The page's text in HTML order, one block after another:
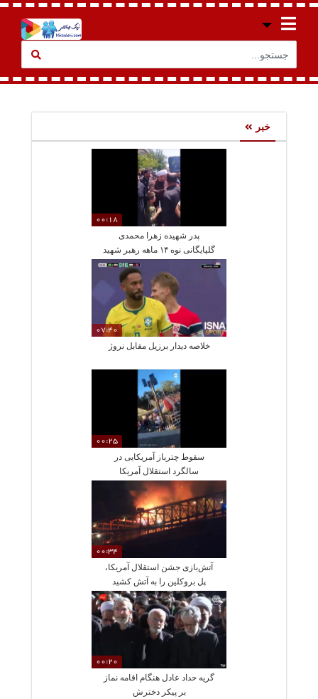
خبر
00:18
پدر شهیده زهرا محمدی
گلپایگانی نوه ۱۴ ماهه رهبر شهید
07:40
خلاصه دیدار برزیل مقابل نروژ
00:25
سقوط چترباز آمریکایی در
سالگرد استقلال آمریکا
00:34
آتش‌بازی جشن استقلال آمریکا،
پل بروکلین را به آتش کشید
00:20
گریه‌ حداد عادل هنگام اقامه نماز
بر پیکر‌ دخترش